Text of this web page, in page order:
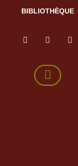
BIBLIOTHÈQUE